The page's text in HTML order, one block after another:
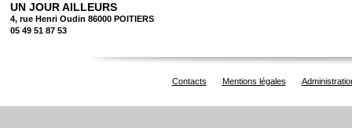
UN JOUR AILLEURS
4, rue Henri Oudin 86000 POITIERS
05 49 51 87 53
Contacts Mentions légales